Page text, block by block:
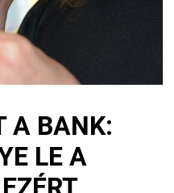
A BANK:
LE A